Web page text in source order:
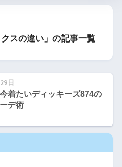
クスの違い」の記事一覧
日
今着たいディッキーズ874の
デ術